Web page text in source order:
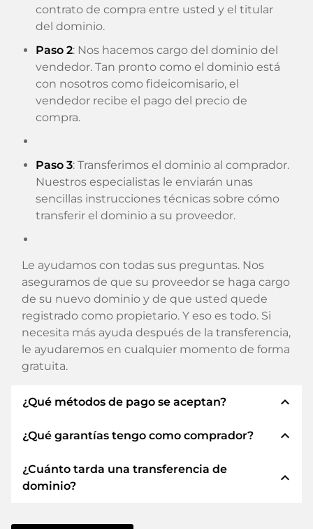
contrato de compra entre usted y el titular
del dominio.
Paso 2: Nos hacemos cargo del dominio del
vendedor. Tan pronto como el dominio está
con nosotros como fideicomisario, el
vendedor recibe el pago del precio de
compra.
Paso 3: Transferimos el dominio al comprador.
Nuestros especialistas le enviarán unas
sencillas instrucciones técnicas sobre cómo
transferir el dominio a su proveedor.
Le ayudamos con todas sus preguntas. Nos
aseguramos de que su proveedor se haga cargo
de su nuevo dominio y de que usted quede
registrado como propietario. Y eso es todo. Si
necesita más ayuda después de la transferencia,
le ayudaremos en cualquier momento de forma
gratuita.
¿Qué métodos de pago se aceptan? expand_less
Utilizamos SEPA como prepago y utilizamos
para los métodos de pago disponibles como:
Tarjetas de crédito, PayPal, Klarna, ApplePay,
¿Qué garantías tengo como comprador? expand_less
Siempre le garantizamos como comprador las
siguientes seguridades. Esto es lo que
¿Cuánto tarda una transferencia de
dominio?
expand_less
La transferencia de dominio a un nuevo